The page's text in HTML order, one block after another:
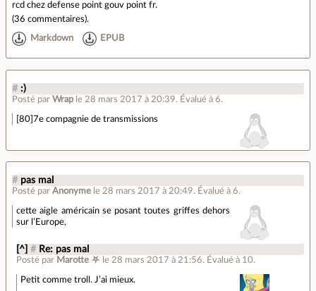
rcd chez defense point gouv point fr.
(36 commentaires).
Markdown EPUB
# :)
Posté par Wrap le 28 mars 2017 à 20:39. Évalué à 6.
[80]7e compagnie de transmissions
# pas mal
Posté par Anonyme le 28 mars 2017 à 20:49. Évalué à 6.
cette aigle américain se posant toutes griffes dehors
sur l’Europe,
[^] # Re: pas mal
Posté par Marotte ⛧ le 28 mars 2017 à 21:56. Évalué à 10.
Petit comme troll. J’ai mieux.